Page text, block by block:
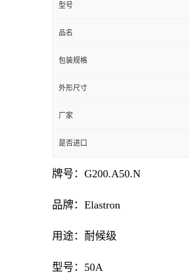
型号
品名
包装规格
外形尺寸
厂家
是否进口
牌号：G200.A50.N
品牌：Elastron
用途：耐候级
型号：50A